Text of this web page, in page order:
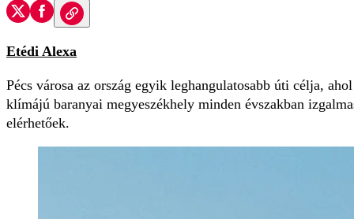
Etédi Alexa
Pécs városa az ország egyik leghangulatosabb úti célja,
klímájú baranyai megyeszékhely minden évszakban
elérhetőek.